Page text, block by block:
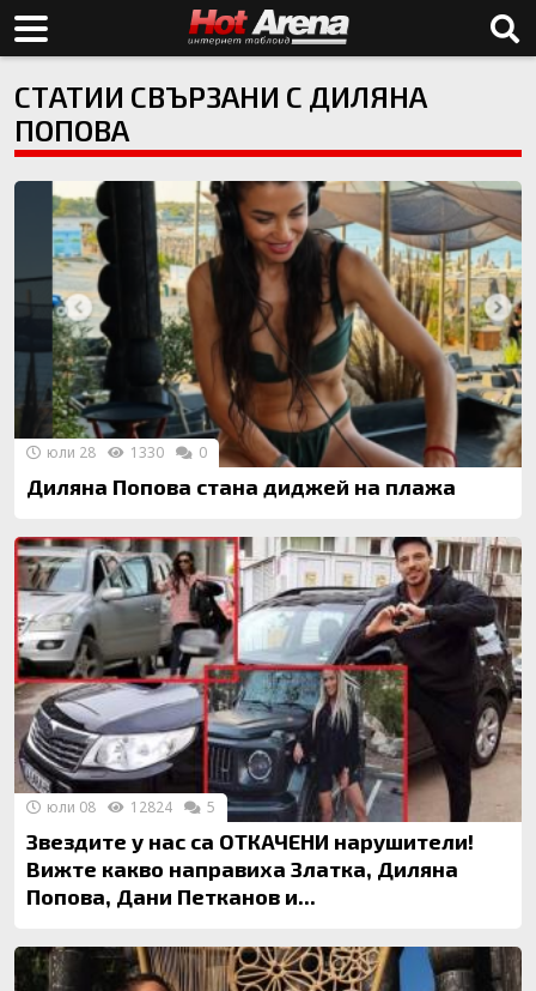
СТАТИИ СВЪРЗАНИ С ДИЛЯНА
ПОПОВА
Диляна Попова стана диджей на плажа
юли 28 1330 0
Звездите у нас са ОТКАЧЕНИ нарушители!
Вижте какво направиха Златка, Диляна
Попова, Дани Петканов и...
юли 08 12824 5